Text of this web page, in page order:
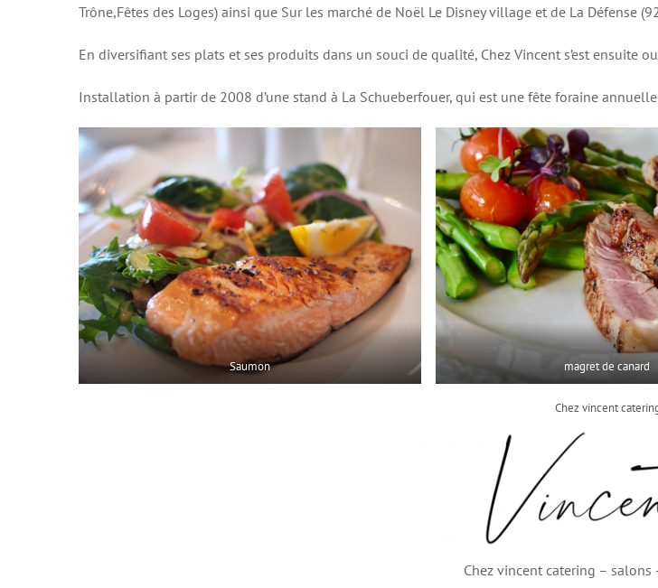
Trône,Fêtes des Loges) ainsi que Sur les marché de Noël Le Disney village et de La Défense
En diversifiant ses plats et ses produits dans un souci de qualité, Chez Vincent s’est
Installation à partir de 2008 d’une stand à La Schueberfouer, qui est une fête foraine
Saumon magret de canard
Chez vincent
Chez vincent catering –